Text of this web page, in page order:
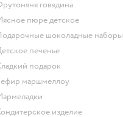
фрутоняня говядина
мясное пюре детское
подарочные шоколадные наборы
детское печенье
сладкий подарок
зефир маршмеллоу
мармеладки
кондитерское изделие